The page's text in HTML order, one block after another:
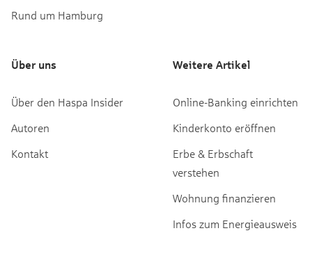
Rund um Hamburg
Über uns
Über den Haspa Insider
Autoren
Kontakt
Weitere Artikel
Online-Banking einrichten
Kinderkonto eröffnen
Erbe & Erbschaft
verstehen
Wohnung finanzieren
Infos zum Energieausweis